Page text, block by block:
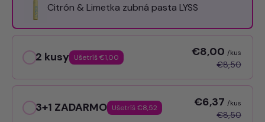
Citrón & Limetka zubná pasta LYSS
2 kusy Ušetríš €1,00 €8,00 /kus
€8,50
3+1 ZADARMO Ušetríš €8,52 €6,37 /kus
€8,50